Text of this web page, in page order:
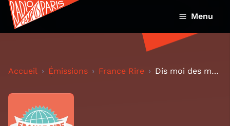
Menu
Accueil Émissions France Rire Dis moi des mots de gauche